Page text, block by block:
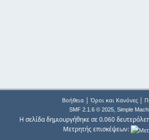
Βοήθεια| Όροι και Κανόνες|
SMF 2.1.6 © 2025, Simple
Η σελίδα δημιουργήθηκε σε 0.060
Μετρητής επισκέψεων: